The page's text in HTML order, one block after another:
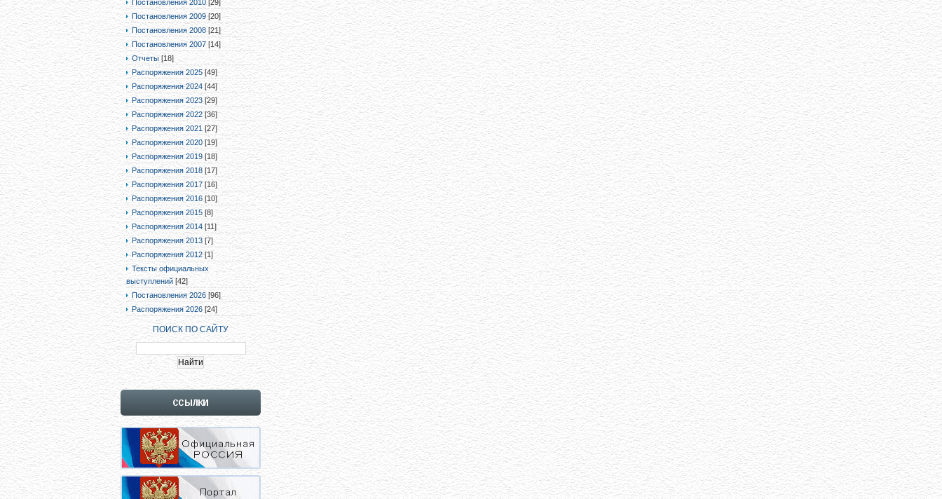
Постановления 2010 [29]
Постановления 2009 [20]
Постановления 2008 [21]
Постановления 2007 [14]
Отчеты [18]
Распоряжения 2025 [49]
Распоряжения 2024 [44]
Распоряжения 2023 [29]
Распоряжения 2022 [36]
Распоряжения 2021 [27]
Распоряжения 2020 [19]
Распоряжения 2019 [18]
Распоряжения 2018 [17]
Распоряжения 2017 [16]
Распоряжения 2016 [10]
Распоряжения 2015 [8]
Распоряжения 2014 [11]
Распоряжения 2013 [7]
Распоряжения 2012 [1]
Тексты официальных
выступлений [42]
Постановления 2026 [96]
Распоряжения 2026 [24]
ПОИСК ПО САЙТУ